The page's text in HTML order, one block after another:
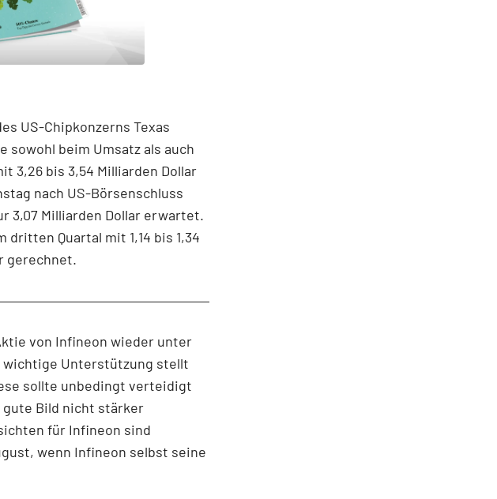
US-Chipkonzerns Texas
beim Umsatz als auch
3,26 bis 3,54 Milliarden Dollar
nach US-Börsenschluss
3,07 Milliarden Dollar erwartet.
Quartal mit 1,14 bis 1,34
gerechnet.
von Infineon wieder unter
wichtige Unterstützung stellt
sollte unbedingt verteidigt
Bild nicht stärker
für Infineon sind
wenn Infineon selbst seine